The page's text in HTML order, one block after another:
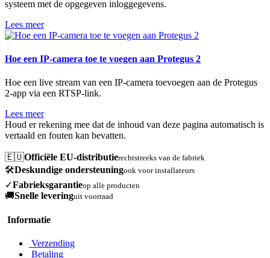
systeem met de opgegeven inloggegevens.
Lees meer
Hoe een IP-camera toe te voegen aan Protegus 2
Hoe een live stream van een IP-camera toevoegen aan de Protegus
2-app via een RTSP-link.
Lees meer
Houd er rekening mee dat de inhoud van deze pagina automatisch is
vertaald en fouten kan bevatten.
🇪🇺Officiële EU-distributierechtstreeks van de fabriek
🛠️Deskundige ondersteuningook voor installateurs
✓Fabrieksgarantieop alle producten
🚚Snelle leveringuit voorraad
Informatie
Verzending
Betaling